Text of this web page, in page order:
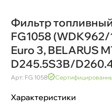
Фильтр
FG1058
Euro 3, BELARUS
D245.5S3B/
Арт: FG 1058
Характеристики